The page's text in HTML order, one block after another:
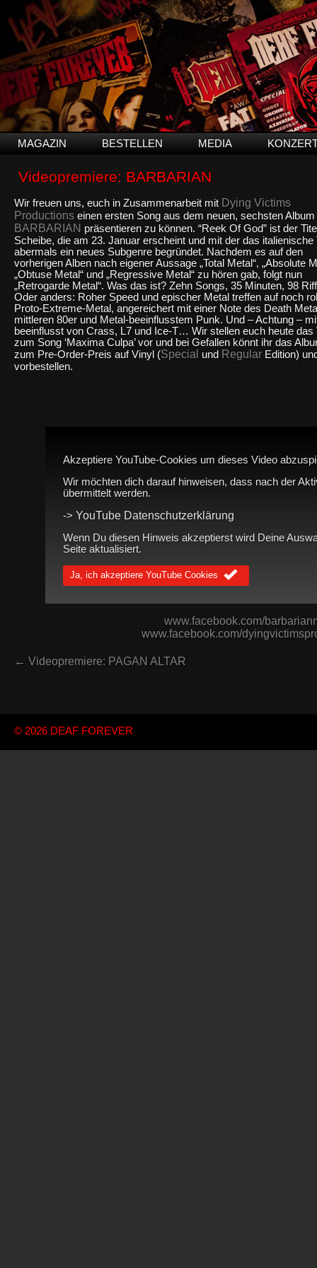
MAGAZIN BESTELLEN MEDIA
Videopremiere: BARBARIAN
Wir freuen uns, euch in Zusammenarbeit mit Dying Victims
Productions einen ersten Song aus dem neuen, sechsten
BARBARIAN präsentieren zu können. “Reek Of God” ist der
Scheibe, die am 23. Januar erscheint und mit der das italienische
abermals ein neues Subgenre begründet. Nachdem es auf den
vorherigen Alben nach eigener Aussage „Total Metal“, „Absolute
„Obtuse Metal“ und „Regressive Metal“ zu hören gab, folgt nun
„Retrogarde Metal“. Was das ist? Zehn Songs, 35 Minuten, 98
Oder anders: Roher Speed ​​und epischer Metal treffen auf noch
Proto-Extreme-Metal, angereichert mit einer Note des Death
mittleren 80er und Metal-beeinflusstem Punk. Und – Achtung –
beeinflusst von Crass, L7 und Ice-T… Wir stellen euch heute das
zum Song ‘Maxima Culpa’ vor und bei Gefallen könnt ihr das
zum Pre-Order-Preis auf Vinyl (Special und Regular Edition)
vorbestellen.
Akzeptiere YouTube-Cookies um dieses Video
Wir möchten dich darauf hinweisen, dass nach der
übermittelt werden.
-> YouTube Datenschutzerklärung
Wenn Du diesen Hinweis akzeptierst wird Deine
Seite aktualisiert.
Ja, ich akzeptiere YouTube Cookies
www.facebook.com/
www.facebook.com/
← Videopremiere: PAGAN ALTAR
© 2026 DEAF FOREVER